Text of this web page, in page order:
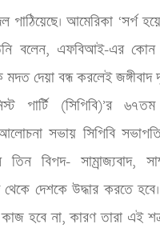
পাঠিয়েছে। আমেরিকা ‘সর্প
বলেন, এফবিআই-এর কোন
দেয়া বন্ধ করলেই জঙ্গীবাদ
পার্টি (সিপিবি)’র ৬৭তম
সভায় সিপিবি
তিন বিপদ- সাম্রাজ্যবাদ,
থেকে দেশকে উদ্ধার করতে
হবে না, কারণ তারা এই